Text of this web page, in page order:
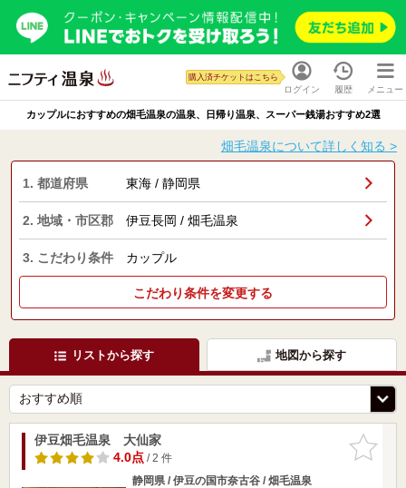
ログイン
購入済チケットはこちら
履歴 メニュー
カップルにおすすめの畑毛温泉の温泉、日帰り温泉、スーパー銭湯おすすめ2選
畑毛温泉について詳しく知る >
1. 都道府県 東海 / 静岡県
2. 地域・市区郡 伊豆長岡 / 畑毛温泉
3. こだわり条件 カップル
こだわり条件を変更する
リストから探す 地図から探す
お気に入
りに追加
伊豆畑毛温泉 大仙家
4.0点/ 2 件
静岡県 / 伊豆の国市奈古谷 / 畑毛温泉